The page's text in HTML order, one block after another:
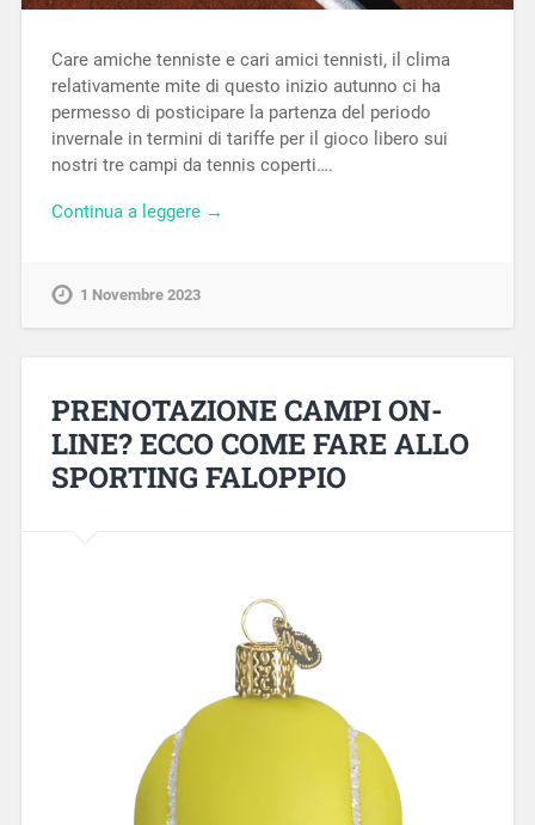
Care amiche tenniste e cari amici tennisti, il clima
relativamente mite di questo inizio autunno ci ha
permesso di posticipare la partenza del periodo
invernale in termini di tariffe per il gioco libero sui
nostri tre campi da tennis coperti….
Continua a leggere →
1 Novembre 2023
PRENOTAZIONE CAMPI ON-
LINE? ECCO COME FARE ALLO
SPORTING FALOPPIO